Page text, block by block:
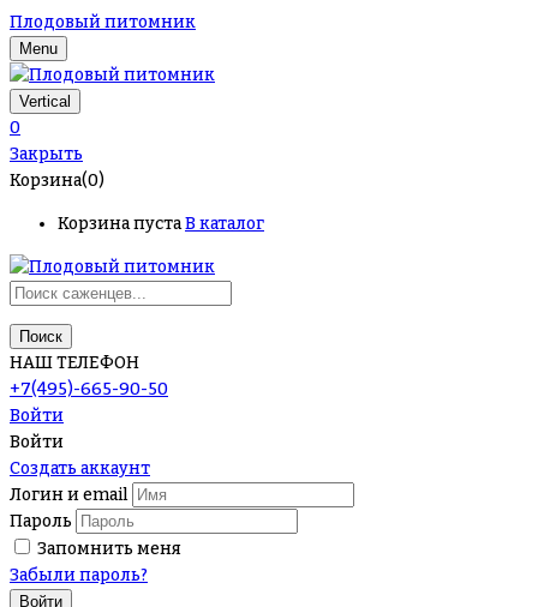
Плодовый питомник
Menu
Vertical
0
Закрыть
Корзина(0)
Корзина пустаВ каталог
Поиск
НАШ ТЕЛЕФОН
+7(495)-665-90-50
Войти
Войти
Создать аккаунт
Логин и email
Пароль
Запомнить меня
Забыли пароль?